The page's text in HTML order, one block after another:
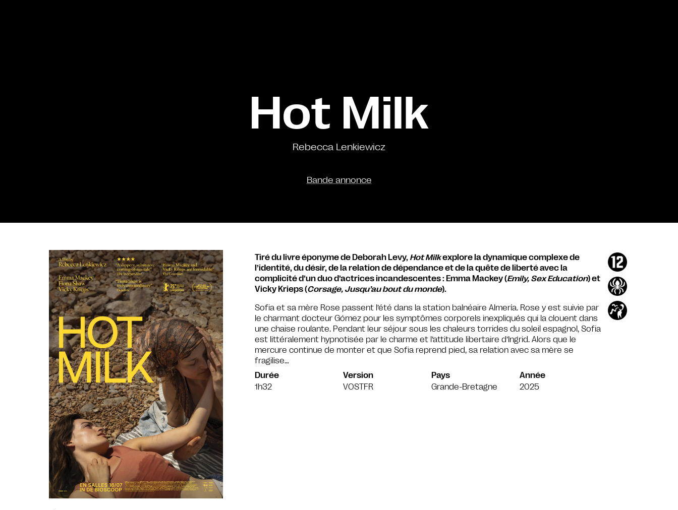
Hot Milk
Rebecca Lenkiewicz
Bande annonce
Tiré du livre éponyme de Deborah Levy, Hot Milkexplore la dynamique complexe de
l’identité, du désir, de la relation de dépendance et de la quête de liberté avec la
complicité d’un duo d’actrices incandescentes : Emma Mackey (Emily, Sex Education) et
Vicky Krieps (Corsage, Jusqu’au bout du monde).
Sofia et sa mère Rose passent l’été dans la station balnéaire Almería. Rose y est suivie par
le charmant docteur Gómez pour les symptômes corporels inexpliqués qui la clouent dans
une chaise roulante. Pendant leur séjour sous les chaleurs torrides du soleil espagnol, Sofia
est littéralement hypnotisée par le charme et l’attitude libertaire d’Ingrid. Alors que le
mercure continue de monter et que Sofia reprend pied, sa relation avec sa mère se
fragilise…
Durée
1h32
Version
VOSTFR
Pays
Grande-Bretagne
Année
2025